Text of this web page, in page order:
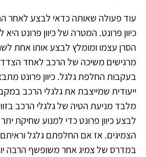
עוד פעולה שאותה כדאי לבצע לאחר
כיוון פרונט. המטרה של כיוון פרונט
הסרן עצמו ומומלץ לבצע אותו אחת
מרגישים משיכה של הרכב לאחד
בעקבות החלפת גלגל. כיוון פרונט
ייעודית שמייצבת את גלגלי הרכב
מלבד מניעת הטיה של גלגלי הרכב
לבצע כיוון פרונט כדי למנוע שחיקת
הצמיגים. אז אם החלפתם גלגל
במדרס של צמיג אחר משופשף הרבה